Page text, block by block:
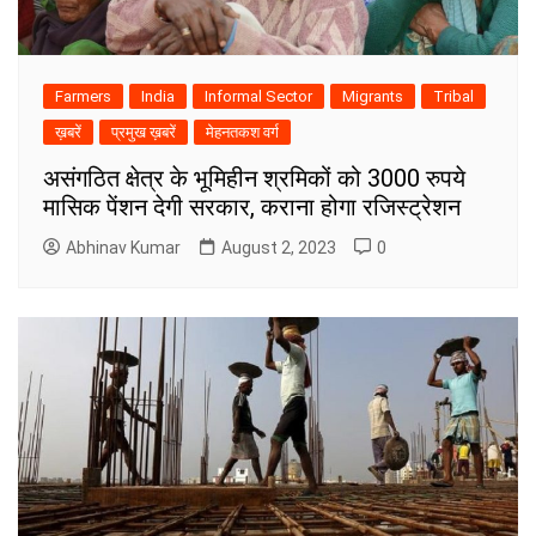
Farmers India Informal Sector Migrants
Tribal
ख़बरें
प्रमुख ख़बरें मेहनतकश वर्ग
असंगठित क्षेत्र के भूमिहीन श्रमिकों को 3000 रुपये
मासिक पेंशन देगी सरकार, कराना होगा रजिस्ट्रेशन
Abhinav Kumar August 2, 2023 0